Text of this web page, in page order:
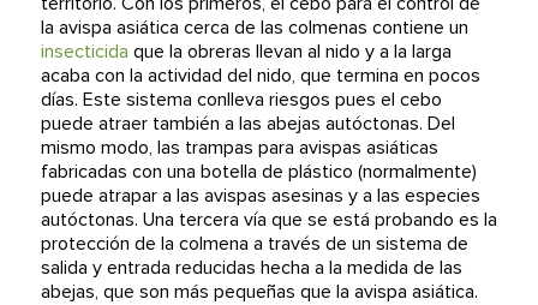
la avispa asiática cerca de las colmenas contiene un
insecticida que la obreras llevan al nido y a la larga
acaba con la actividad del nido, que termina en pocos
días. Este sistema conlleva riesgos pues el cebo
puede atraer también a las abejas autóctonas. Del
mismo modo, las trampas para avispas asiáticas
fabricadas con una botella de plástico (normalmente)
puede atrapar a las avispas asesinas y a las especies
autóctonas. Una tercera vía que se está probando es la
protección de la colmena a través de un sistema de
salida y entrada reducidas hecha a la medida de las
abejas, que son más pequeñas que la avispa asiática.